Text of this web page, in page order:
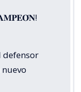
defensor